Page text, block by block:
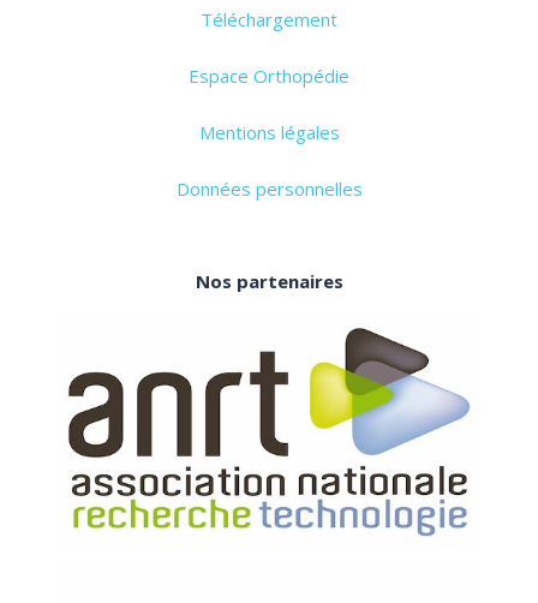
Téléchargement
Espace Orthopédie
Mentions légales
Données personnelles
Nos partenaires